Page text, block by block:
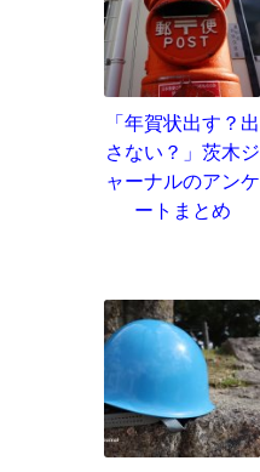
「年賀状出す？出
さない？」茨木ジ
ャーナルのアンケ
ートまとめ